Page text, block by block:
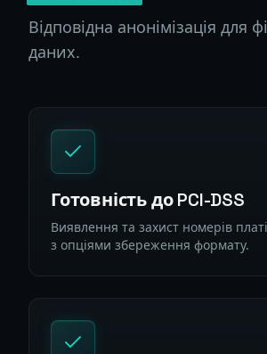
Відповідна анонімізація для
даних.
Готовність до PCI-DSS
Виявлення та захист номерів
з опціями збереження формату.